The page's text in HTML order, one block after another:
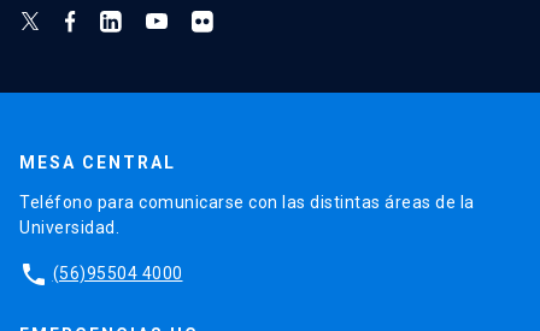
MESA CENTRAL
Teléfono para comunicarse con las distintas áreas de la
Universidad.
phone (56)95504 4000